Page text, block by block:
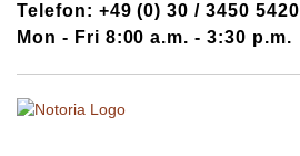
Telefon: +49 (0) 30 / 3450 5420
Mon - Fri 8:00 a.m. - 3:30 p.m.